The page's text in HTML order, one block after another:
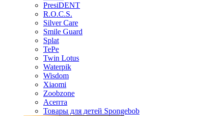
PresiDENT
R.O.C.S.
Silver Care
Smile Guard
Splat
TePe
Twin Lotus
Waterpik
Wisdom
Xiaomi
Zoobzone
Асепта
Товары для детей Spongebob